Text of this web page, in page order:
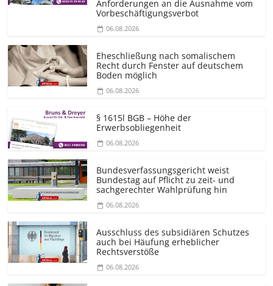
Anforderungen an die Ausnahme vom
Vorbeschäf­tigungsverbot
06.08.2026
Eheschließung nach somalischem
Recht durch Fenster auf deutschem
Boden möglich
06.08.2026
§ 1615l BGB – Höhe der
Erwerbsobliegenheit
06.08.2026
Bundesver­fassungsgericht weist
Bundestag auf Pflicht zu zeit- und
sachgerechter Wahlprüfung hin
06.08.2026
Ausschluss des subsidiären Schutzes
auch bei Häufung erheblicher
Rechtsverstöße
06.08.2026